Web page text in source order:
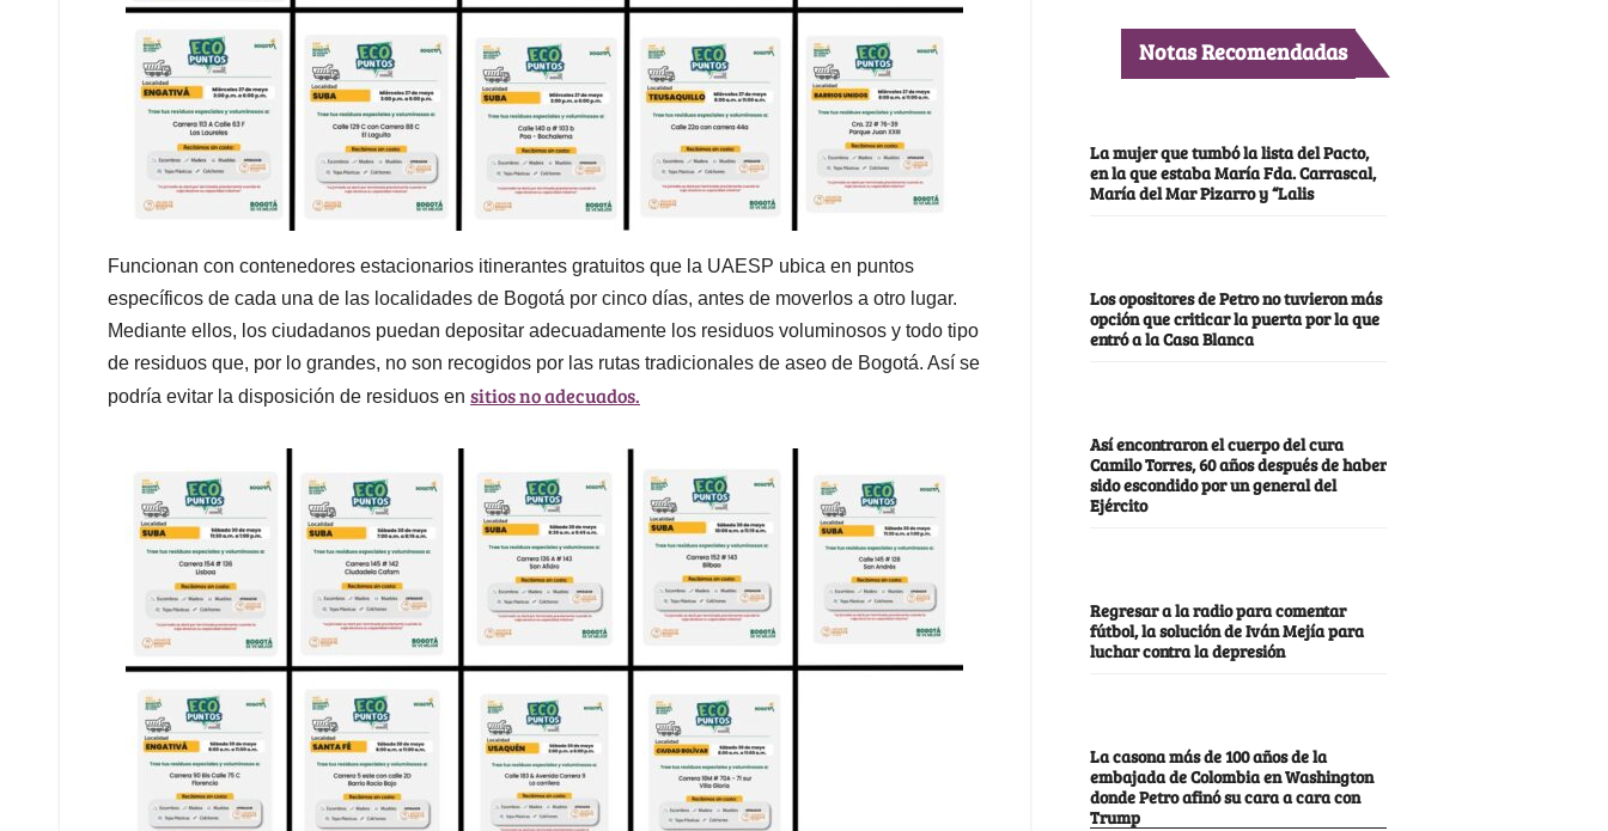
Funcionan con contenedores estacionarios itinerantes gratuitos que la UAESP ubica en puntos
específicos de cada una de las localidades de Bogotá por cinco días, antes de moverlos a otro lugar.
Mediante ellos, los ciudadanos puedan depositar adecuadamente los residuos voluminosos y todo tipo
de residuos que, por lo grandes, no son recogidos por las rutas tradicionales de aseo de Bogotá. Así se
podría evitar la disposición de residuos en sitios no adecuados.
Notas Recomendadas
La mujer que tumbó la lista del Pacto,
en la que estaba María Fda. Carrascal,
María del Mar Pizarro y “Lalis
Los opositores de Petro no tuvieron más
opción que criticar la puerta por la que
entró a la Casa Blanca
Así encontraron el cuerpo del cura
Camilo Torres, 60 años después de haber
sido escondido por un general del
Ejército
Regresar a la radio para comentar
fútbol, la solución de Iván Mejía para
luchar contra la depresión
La casona más de 100 años de la
embajada de Colombia en Washington
donde Petro afinó su cara a cara con
Trump